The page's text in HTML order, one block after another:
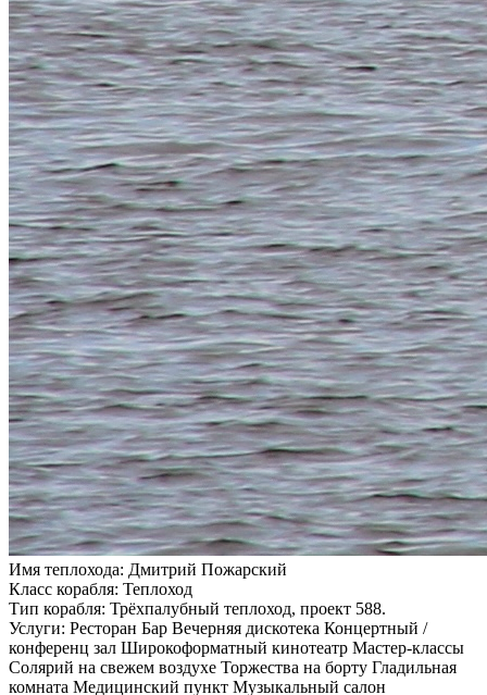
Имя теплохода: Дмитрий Пожарский
Класс корабля: Теплоход
Тип корабля: Трёхпалубный теплоход, проект 588.
Услуги: Ресторан Бар Вечерняя дискотека Концертный /
конференц зал Широкоформатный кинотеатр Мастер-классы
Солярий на свежем воздухе Торжества на борту Гладильная
комната Медицинский пункт Музыкальный салон